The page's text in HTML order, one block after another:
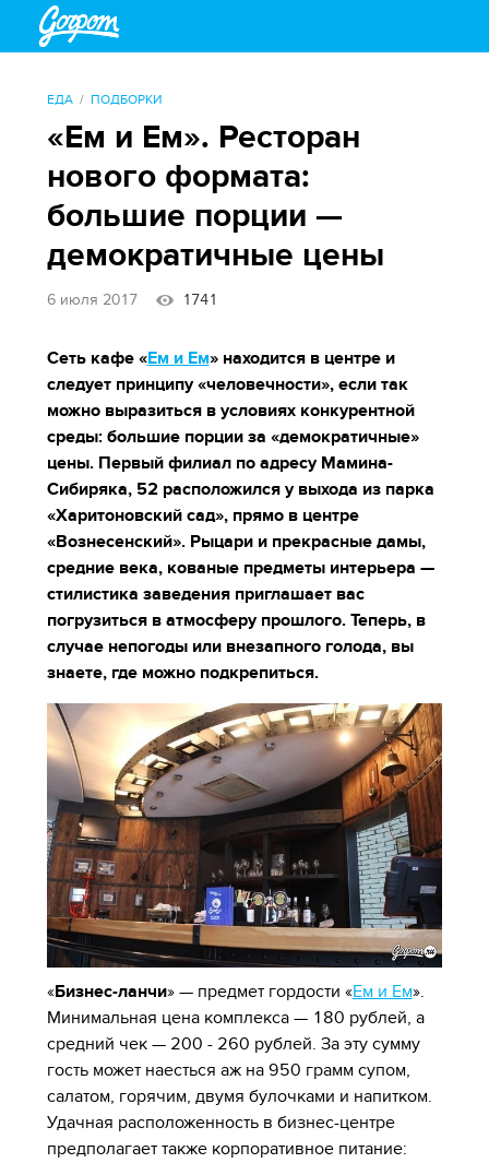
ЕДА ПОДБОРКИ
«Ем и Ем». Ресторан
нового формата:
большие порции —
демократичные цены
6 июля 2017 1741
Сеть кафе «Ем и Ем» находится в центре и
следует принципу «человечности», если так
можно выразиться в условиях конкурентной
среды: большие порции за «демократичные»
цены. Первый филиал по адресу Мамина-
Сибиряка, 52 расположился у выхода из парка
«Харитоновский сад», прямо в центре
«Вознесенский». Рыцари и прекрасные дамы,
средние века, кованые предметы интерьера —
стилистика заведения приглашает вас
погрузиться в атмосферу прошлого. Теперь, в
случае непогоды или внезапного голода, вы
знаете, где можно подкрепиться.
«Бизнес-ланчи» — предмет гордости «Ем и Ем».
Минимальная цена комплекса — 180 рублей, а
средний чек — 200 - 260 рублей. За эту сумму
гость может наесться аж на 950 грамм супом,
салатом, горячим, двумя булочками и напитком.
Удачная расположенность в бизнес-центре
предполагает также корпоративное питание: